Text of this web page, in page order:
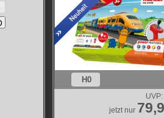
H0
UVP:
jetzt nur